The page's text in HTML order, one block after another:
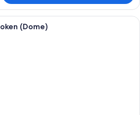
Een hotelkamer met een groot
(Dome)